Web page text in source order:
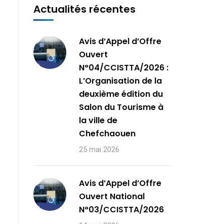
Actualités récentes
Avis d’Appel d’Offre
Ouvert
N°04/CCISTTA/2026 :
L’Organisation de la
deuxième édition du
Salon du Tourisme à
la ville de
Chefchaouen
25 mai 2026
Avis d’Appel d’Offre
Ouvert National
N°03/CCISTTA/2026